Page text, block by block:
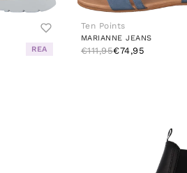
REA
Ten Points
MARIANNE JEANS
€111,95€74,95